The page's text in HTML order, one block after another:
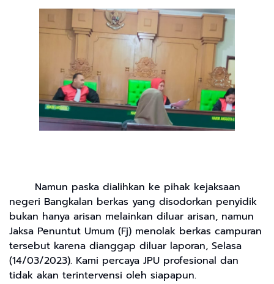
Namun paska dialihkan ke pihak kejaksaan
negeri Bangkalan berkas yang disodorkan penyidik
bukan hanya arisan melainkan diluar arisan, namun
Jaksa Penuntut Umum (Fj) menolak berkas campuran
tersebut karena dianggap diluar laporan, Selasa
(14/03/2023). Kami percaya JPU profesional dan
tidak akan terintervensi oleh siapapun.